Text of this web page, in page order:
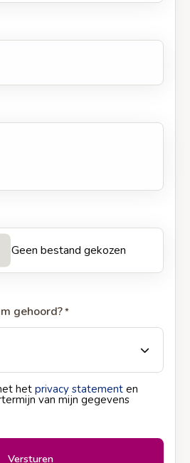
Geen bestand gekozen
gehoord?*
het privacy statement en
van mijn gegevens